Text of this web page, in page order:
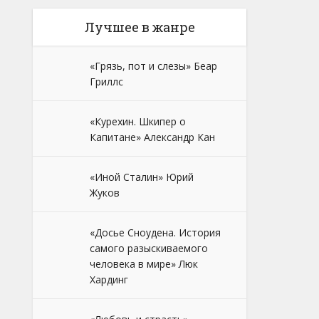
Лучшее в жанре
«Грязь, пот и слезы» Беар
Гриллс
«Курехин. Шкипер о
Капитане» Александр Кан
«Иной Сталин» Юрий
Жуков
«Досье Сноудена. История
самого разыскиваемого
человека в мире» Люк
Хардинг